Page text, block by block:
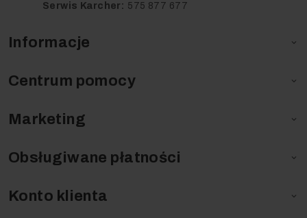
Informacje 
Centrum pomocy 
Marketing 
Obsługiwane płatności 
Konto klienta 
Serwis Karcher: 575 877 677